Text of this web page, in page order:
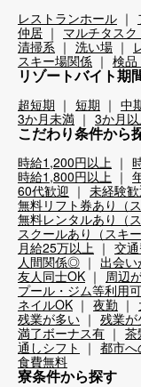
レストランホール
仲居
マルチタスク
清掃系
洗い場
スキー場関係
検品
リゾートバイト期
超短期 短期 中
3か月未満
3か月
こだわり条件から
時給1,200円以上
時給1,800円以上
60代歓迎
未経験
無料リフト券あり（ス
無料レンタルあり（ス
スクールあり（スキー
月給25万以上
交
人間関係◎
出会
友人同士OK
周辺
プール・ジム等利用可
ネイルOK
夜勤
残業が多い
残業
満了ボーナス有
茶
通しシフト
都市
食費無料
寮条件から探す